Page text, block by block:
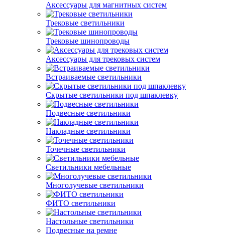
Аксессуары для магнитных систем
Трековые светильники
Трековые шинопроводы
Аксессуары для трековых систем
Встраиваемые светильники
Скрытые светильники под шпаклевку
Подвесные светильники
Накладные светильники
Точечные светильники
Светильники мебельные
Многолучевые светильники
ФИТО светильники
Настольные светильники
Подвесные на ремне